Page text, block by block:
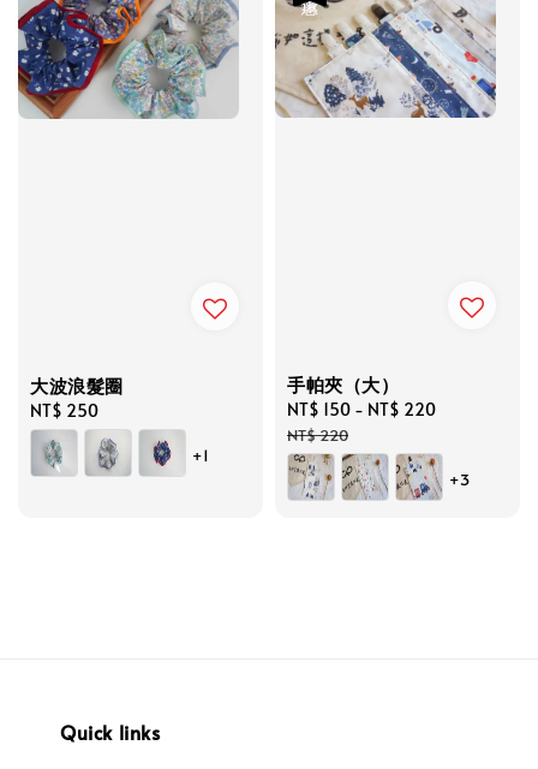
大波浪髮圈
Regular
price
NT$ 250
+1
手帕夾（大）
Sale
price
NT$ 150 - NT$ 220
NT$ 220
+3
Quick links